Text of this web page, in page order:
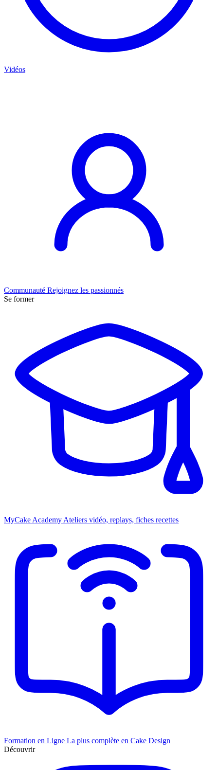
Vidéos
Communauté Rejoignez les passionnés
Se former
MyCake Academy Ateliers vidéo, replays, fiches recettes
Formation en Ligne La plus complète en Cake Design
Découvrir